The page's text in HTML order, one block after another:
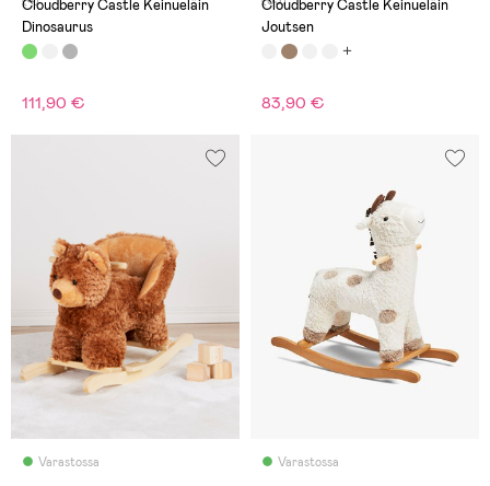
Cloudberry Castle Keinueläin
Dinosaurus
111,90 €
Cloudberry Castle Keinueläin
Joutsen
83,90 €
Varastossa Varastossa